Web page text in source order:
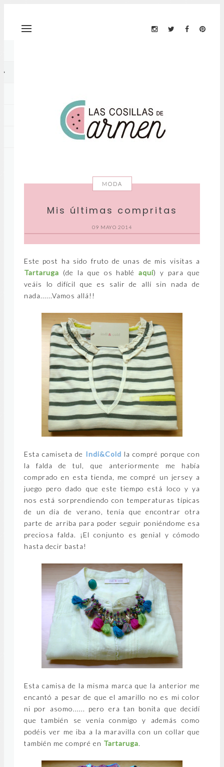
MODA
Mis últimas compritas
09 MAYO 2014
Este post ha sido fruto de unas de mis visitas a
Tartaruga (de la que os habléaquí) y para que
veáis lo difícil que es salir de allí sin nada de
nada......Vamos allá!!
Esta camiseta de Indi&Cold la compré porque con
la falda de tul, que anteriormente me había
comprado en esta tienda, me compré un jersey a
juego pero dado que este tiempo está loco y ya
nos está sorprendiendo con temperaturas típicas
de un día de verano, tenía que encontrar otra
parte de arriba para poder seguir poniéndome esa
preciosa falda. ¡El conjunto es genial y cómodo
hasta decir basta!
Esta camisa de la misma marca que la anterior me
encantó a pesar de que el amarillo no es mi color
ni por asomo...... pero era tan bonita que decidí
que también se venía conmigo y además como
podéis ver me iba a la maravilla con un collar que
también me compré en Tartaruga.